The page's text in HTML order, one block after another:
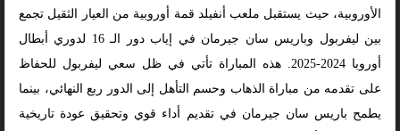
الأوروبية، حيث يستقبل ملعب أنفيلد قمة أوروبية من العيار الثقيل تجمع
بين ليفربول وباريس سان جيرمان في إياب دور الـ 16 لدوري أبطال
أوروبا 2024-2025. هذه المباراة تأتي في ظل سعي ليفربول للحفاظ
على تقدمه من مباراة الذهاب وحسم التأهل إلى الدور ربع النهائي، بينما
يطمح باريس سان جيرمان في تقديم أداء قوي وتحقيق عودة تاريخية